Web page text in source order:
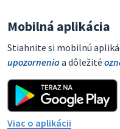
Mobilná aplikácia
Stiahnite si mobilnú
upozorneniaa dôležité
Viac o aplikácii